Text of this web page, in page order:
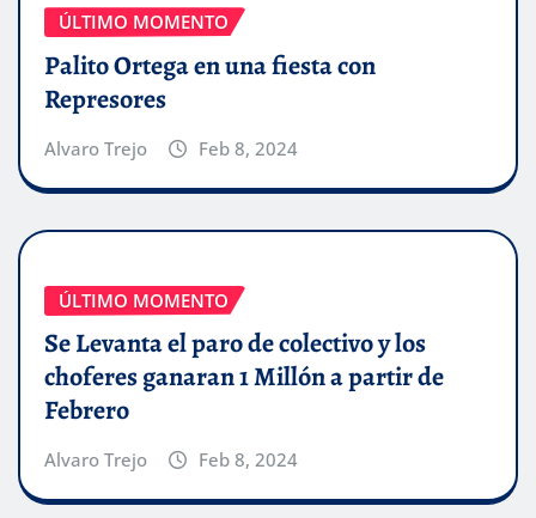
ÚLTIMO MOMENTO
Palito Ortega en una fiesta con
Represores
Alvaro Trejo Feb 8, 2024
ÚLTIMO MOMENTO
Se Levanta el paro de colectivo y los
choferes ganaran 1 Millón a partir de
Febrero
Alvaro Trejo Feb 8, 2024